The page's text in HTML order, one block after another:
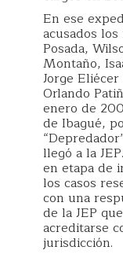
En ese
acusados
Posada,
Montaño,
Jorge
Orlando
enero de
de Ibagué,
llegó a la
en etapa de
los casos
con una
de la JEP
acreditarse
jurisdicción.